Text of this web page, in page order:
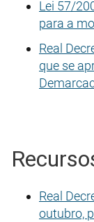
Lei 57/
para a
Real
que se
Real
outubro,